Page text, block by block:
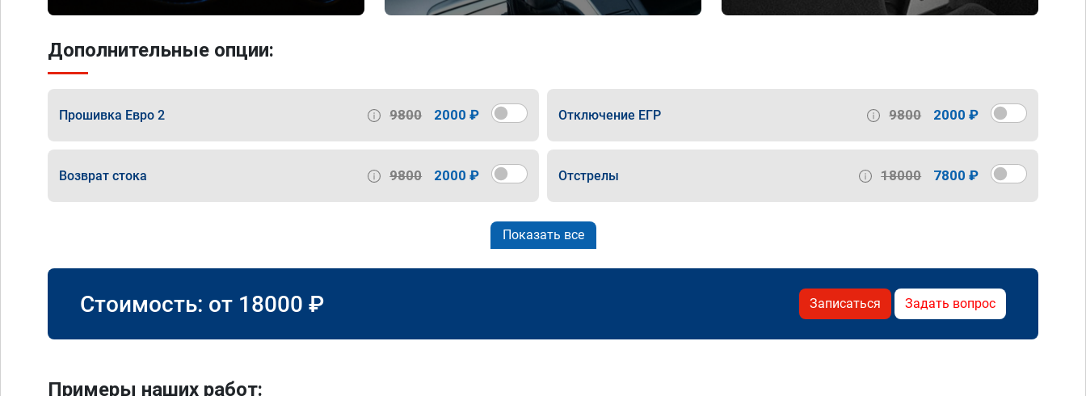
Дополнительные опции:
Прошивка Евро 2 9800 2000 ₽ Отключение ЕГР 9800 2000 ₽
Возврат стока 9800 2000 ₽ Отстрелы 18000 7800 ₽
Показать все
Стоимость: от 18000 ₽ Записаться Задать вопрос
Примеры наших работ: